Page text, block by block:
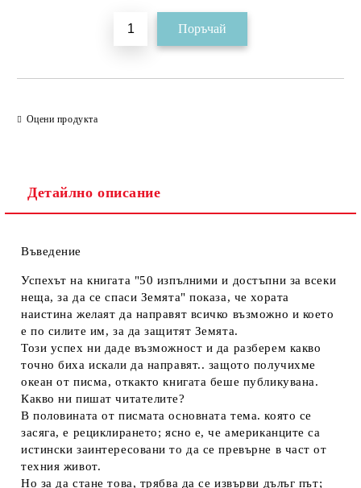
Оцени продукта
Детайлно описание
Въведение
Успехът на книгата "50 изпълними и достъпни за всеки
неща, за да се спаси Земята" показа, че хората
наистина желаят да направят всичко възможно и което
е по силите им, за да защитят Земята.
Този успех ни даде възможност и да разберем какво
точно биха искали да направят.. защото получихме
океан от писма, откакто книгата беше публикувана.
Какво ни пишат читателите?
В половината от писмата основната тема. която се
засяга, е рециклирането; ясно е, че американците са
истински заинтересовани то да се превърне в част от
техния живот.
Но за да стане това, трябва да се извърви дълъг път;